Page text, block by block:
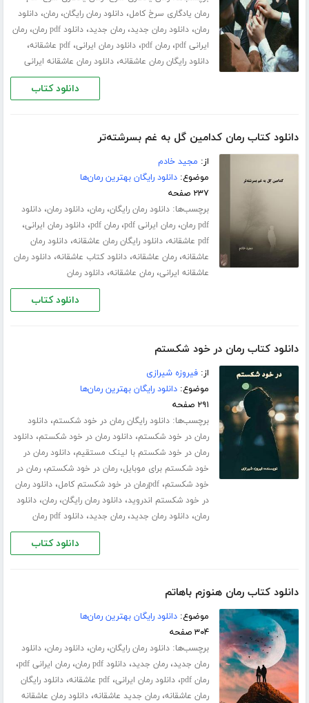
رمان یادگاری سرخ کامل،دانلود رمان رایگان،رمان،دانلود
رمان،دانلود رمان جدید،رمان جدید،دانلود pdf رمان ،رمان
ایرانی pdf
،رمان pdf ،دانلود رمان ایرانی،pdf عاشقانه ،
دانلود رایگان رمان عاشقانه،دانلود رمان عاشقانه ایرانی
دانلود کتاب
دانلود کتاب رمان کدامین گل به غم بسرشته‌تر
از: مجید خادم
موضوع:دانلود رایگان بهترین رمان‌ها
۲۳۷ صفحه
برچسب‌ها:دانلود رمان رایگان،رمان،دانلود رمان،دانلود
pdf رمان
،رمان ایرانی pdf ،رمان pdf ،دانلود رمان ایرانی،
pdf عاشقانه ،دانلود رایگان رمان عاشقانه،دانلود رمان
عاشقانه،رمان عاشقانه،دانلود کتاب عاشقانه،دانلود رمان
عاشقانه ایرانی،رمان عاشقانه،دانلود رمان
دانلود کتاب
دانلود کتاب رمان در خود شکستم
از:فیروزه شیرازی
موضوع:دانلود رایگان بهترین رمان‌ها
۲۹۱ صفحه
برچسب‌ها:دانلود رایگان رمان در خود شکستم،دانلود
رمان در خود شکستم،دانلود رمان در خود شکستم،دانلود
رمان در خود شکستم با لینک مستقیم،دانلود رمان در
خود شکستم برای موبایل،رمان در خود شکستم،رمان در
خود شکستم،pdfرمان در خود شکستم کامل ،دانلود رمان
در خود شکستم اندروید،دانلود رمان رایگان،رمان،دانلود
رمان،دانلود رمان جدید،رمان جدید،دانلود pdf رمان
دانلود کتاب
دانلود کتاب رمان هنوزم باهاتم
موضوع:دانلود رایگان بهترین رمان‌ها
۳۰۴ صفحه
برچسب‌ها:دانلود رمان رایگان،رمان،دانلود رمان،دانلود
رمان جدید،رمان جدید،دانلود pdf رمان ،رمان ایرانی pdf ،
رمان pdf ،دانلود رمان ایرانی،pdf عاشقانه ،دانلود رایگان
رمان عاشقانه،رمان جدید عاشقانه،دانلود رمان عاشقانه